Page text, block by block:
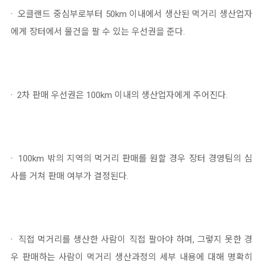
· 오클랜드 중심부로부터 50km 이내에서 생산된 먹거리 생산업자
에게 장터에서 물건을 팔 수 있는 우선권을 준다.
· 2차 판매 우선권은 100km 이내의 생산업자에게 주어진다.
· 100km 밖의 지역의 먹거리 판매를 원할 경우 장터 경영팀의 심
사를 거쳐 판매 여부가 결정된다.
· 직접 먹거리를 생산한 사람이 직접 팔아야 하며, 그렇지 못한 경
우 판매하는 사람이 먹거리 생산과정의 세부 내용에 대해 명확히